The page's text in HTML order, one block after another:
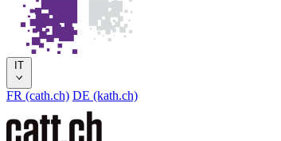
IT
FR (cath.ch) DE (kath.ch)